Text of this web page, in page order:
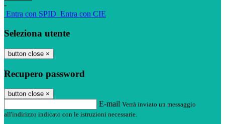
-
Entra con SPID Entra con CIE
Seleziona utente
button close ×
Recupero password
button close ×
E-mail Verrà inviato un messaggio
all'indirizzo indicato con le istruzioni necessarie.